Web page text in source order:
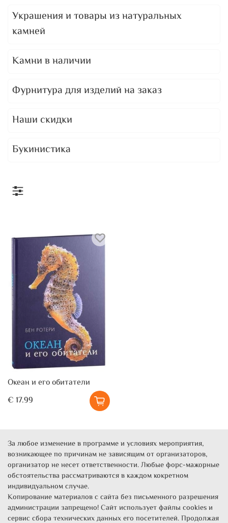
Украшения и товары из натуральных
камней
Камни в наличии
Фурнитура для изделий на заказ
Наши скидки
Букинистика
Океан и его обитатели
€ 17.99
За любое изменение в программе и условиях мероприятия,
возникающее по причинам не зависящим от организаторов,
организатор не несет ответственности. Любые форс-мажорные
обстоятельства рассматриваются в каждом кокретном
индивидуальном случае.
Копирование материалов с сайта без письменного разрешения
администрации запрещено! Сайт использует файлы cookies и
сервис сбора технических данных его посетителей. Продолжая